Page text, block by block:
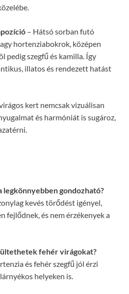
– Hátsó sorban futó
hortenziabokrok, középen
pedig szegfű és kamilla. Így
illatos és rendezett hatást
kert nemcsak vizuálisan
és harmóniát is sugároz,
gondozható?
kevés törődést igényel,
fejlődnek, és nem érzékenyek a
fehér virágokat?
és fehér szegfű jól érzi
helyeken is.